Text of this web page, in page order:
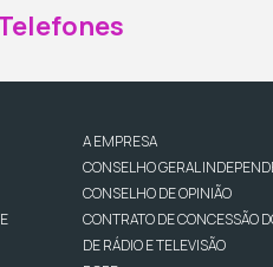
A EMPRESA
CONSELHO GERAL
CONSELHO DE OPINIÃO
CONTRATO DE CONCESSÃO
DE RÁDIO E TELEVISÃO